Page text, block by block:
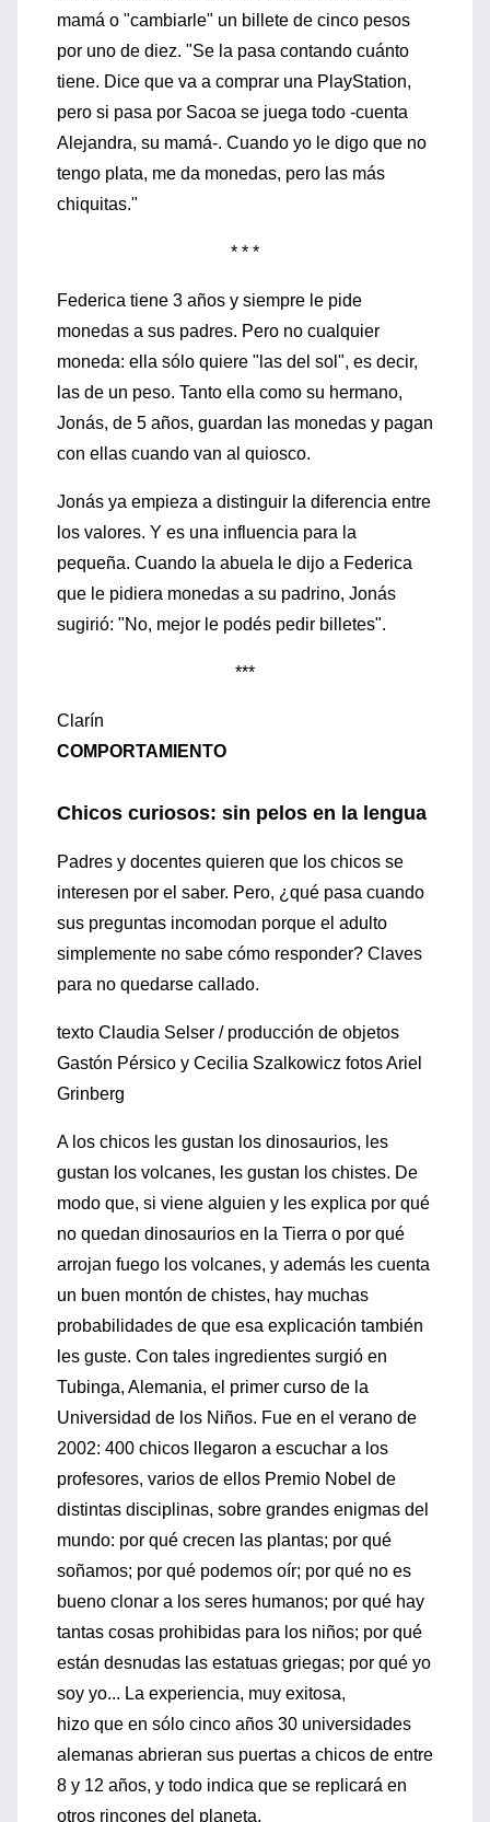
mamá o "cambiarle" un billete de cinco pesos
por uno de diez. "Se la pasa contando cuánto
tiene. Dice que va a comprar una PlayStation,
pero si pasa por Sacoa se juega todo -cuenta
Alejandra, su mamá-. Cuando yo le digo que no
tengo plata, me da monedas, pero las más
chiquitas."
* * *
Federica tiene 3 años y siempre le pide
monedas a sus padres. Pero no cualquier
moneda: ella sólo quiere "las del sol", es decir,
las de un peso. Tanto ella como su hermano,
Jonás, de 5 años, guardan las monedas y pagan
con ellas cuando van al quiosco.
Jonás ya empieza a distinguir la diferencia entre
los valores. Y es una influencia para la
pequeña. Cuando la abuela le dijo a Federica
que le pidiera monedas a su padrino, Jonás
sugirió: "No, mejor le podés pedir billetes".
***
Clarín
COMPORTAMIENTO
Chicos curiosos: sin pelos en la lengua
Padres y docentes quieren que los chicos se
interesen por el saber. Pero, ¿qué pasa cuando
sus preguntas incomodan porque el adulto
simplemente no sabe cómo responder? Claves
para no quedarse callado.
texto Claudia Selser / producción de objetos
Gastón Pérsico y Cecilia Szalkowicz fotos Ariel
Grinberg
A los chicos les gustan los dinosaurios, les
gustan los volcanes, les gustan los chistes. De
modo que, si viene alguien y les explica por qué
no quedan dinosaurios en la Tierra o por qué
arrojan fuego los volcanes, y además les cuenta
un buen montón de chistes, hay muchas
probabilidades de que esa explicación también
les guste. Con tales ingredientes surgió en
Tubinga, Alemania, el primer curso de la
Universidad de los Niños. Fue en el verano de
2002: 400 chicos llegaron a escuchar a los
profesores, varios de ellos Premio Nobel de
distintas disciplinas, sobre grandes enigmas del
mundo: por qué crecen las plantas; por qué
soñamos; por qué podemos oír; por qué no es
bueno clonar a los seres humanos; por qué hay
tantas cosas prohibidas para los niños; por qué
están desnudas las estatuas griegas; por qué yo
soy yo... La experiencia, muy exitosa,
hizo que en sólo cinco años 30 universidades
alemanas abrieran sus puertas a chicos de entre
8 y 12 años, y todo indica que se replicará en
otros rincones del planeta.